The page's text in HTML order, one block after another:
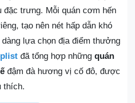
đặc trưng. Mỗi quán cơm hến
tạo nên nét hấp dẫn khó
lựa chọn địa điểm thưởng
đã tổng hợp những quán
đậm đà hương vị cố đô, được
thích.